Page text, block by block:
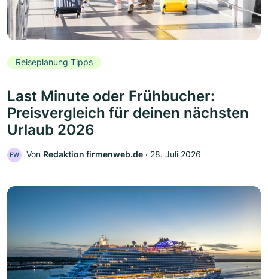
Reiseplanung Tipps
Last Minute oder Frühbucher:
Preisvergleich für deinen nächsten
Urlaub 2026
FW Von Redaktion firmenweb.de ‧ 28. Juli 2026